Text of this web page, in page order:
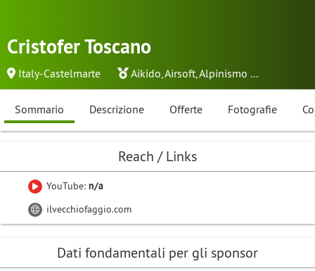
Cristofer Toscano
Italy-Castelmarte Aikido,Airsoft,Alpinismo ...
Sommario Descrizione Offerte Fotografie
Reach / Links
YouTube: n/a
ilvecchiofaggio.com
Dati fondamentali per gli sponsor